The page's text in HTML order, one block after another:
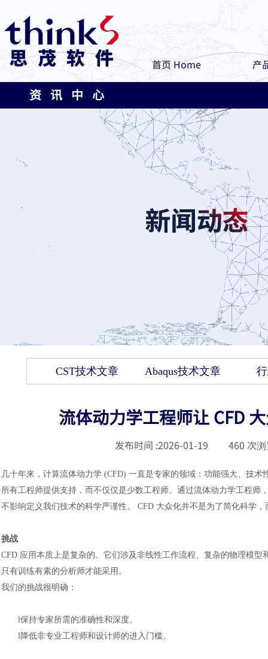
首页 Home 产
资 讯 中 心
CST技术文章 Abaqus技术文章
流体动力学工程师让 CFD
发布时间 :2026-01-19 460 次
几十年来，计算流体动力学 (CFD) 一直是专家的领域：功能强大、技
所有工程师提供支持，而不仅仅是少数工程师。通过流体动力学工程
不影响定义我们技术的科学严谨性。 CFD 大众化并不是为了简化科学
挑战
CFD 应用本质上是复杂的。它们涉及非线性工作流程、复杂的物理模
只有训练有素的分析师才能采用。
我们的挑战很明确：
l保持专家所需的准确性和深度。
l降低非专业工程师和设计师的进入门槛。